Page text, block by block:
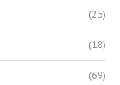
(25)
(18)
(69)